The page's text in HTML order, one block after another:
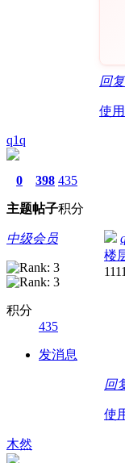
回复
使
q1q
0
主题
398
帖子
435
积分
中级会员
积分
435
发消息
楼
回
使
木然